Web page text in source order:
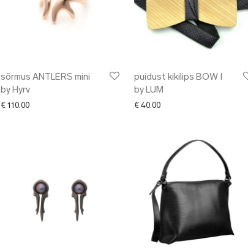
sõrmus ANTLERS mini
by Hyrv
€ 110.00
puidust kikilips BOW I
by LUM
€ 40.00